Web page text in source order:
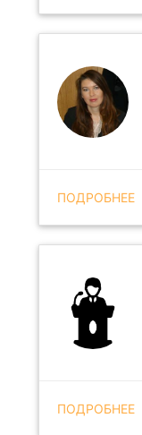
ПОДРОБНЕЕ
ПОДРОБНЕЕ